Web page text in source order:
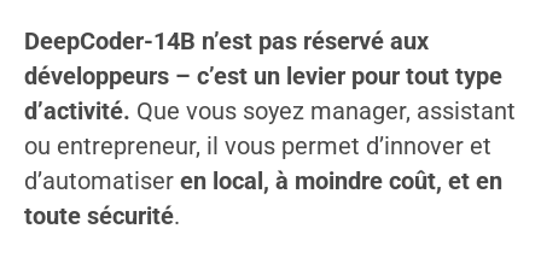
DeepCoder-14B n’est pas réservé aux
développeurs – c’est un levier pour tout type
d’activité. Que vous soyez manager, assistant
ou entrepreneur, il vous permet d’innover et
d’automatiser en local, à moindre coût, et en
toute sécurité.